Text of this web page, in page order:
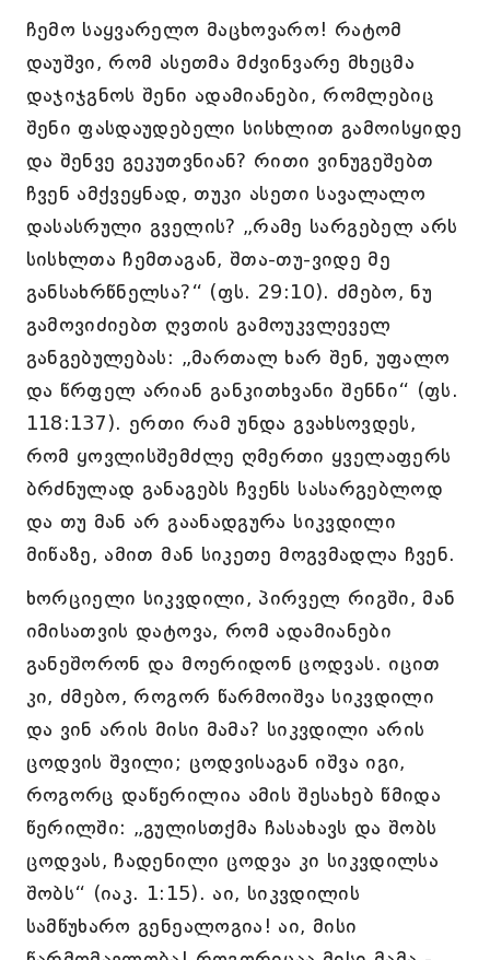
ჩემო საყვარელო მაცხოვარო! რატომ
დაუშვი, რომ ასეთმა მძვინვარე მხეცმა
დაჯიჯგნოს შენი ადამიანები, რომლებიც
შენი ფასდაუდებელი სისხლით გამოისყიდე
და შენვე გეკუთვნიან? რითი ვინუგეშებთ
ჩვენ ამქვეყნად, თუკი ასეთი სავალალო
დასასრული გველის? „რამე სარგებელ არს
სისხლთა ჩემთაგან, შთა-თუ-ვიდე მე
განსახრწნელსა?“ (ფს. 29:10). ძმებო, ნუ
გამოვიძიებთ ღვთის გამოუკვლეველ
განგებულებას: „მართალ ხარ შენ, უფალო
და წრფელ არიან განკითხვანი შენნი“ (ფს.
118:137). ერთი რამ უნდა გვახსოვდეს,
რომ ყოვლისშემძლე ღმერთი ყველაფერს
ბრძნულად განაგებს ჩვენს სასარგებლოდ
და თუ მან არ გაანადგურა სიკვდილი
მიწაზე, ამით მან სიკეთე მოგვმადლა ჩვენ.
ხორციელი სიკვდილი, პირველ რიგში, მან
იმისათვის დატოვა, რომ ადამიანები
განეშორონ და მოერიდონ ცოდვას. იცით
კი, ძმებო, როგორ წარმოიშვა სიკვდილი
და ვინ არის მისი მამა? სიკვდილი არის
ცოდვის შვილი; ცოდვისაგან იშვა იგი,
როგორც დაწერილია ამის შესახებ წმიდა
წერილში: „გულისთქმა ჩასახავს და შობს
ცოდვას, ჩადენილი ცოდვა კი სიკვდილსა
შობს“ (იაკ. 1:15). აი, სიკვდილის
სამწუხარო გენეალოგია! აი, მისი